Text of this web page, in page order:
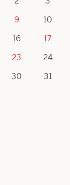
9
10
16
17
23
24
30
31